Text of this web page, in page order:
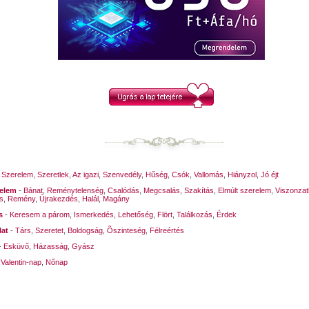
mindenségét,
bolondos
megfürdet,
babát,
a tér minden Holdjainak
Szerelem Szeretlek Az igazi Szenvedély, Hűség Csók Vallomás Hiányzol Jó éjt
- Bánat Reménytelenség Csalódás Megcsalás Szakítás Elmúlt szerelem
Remény, Újrakezdés Halál Magány
- Keresem a párom Ismerkedés Lehetőség Flört Találkozás Érdek
- Társ Szeretet Boldogság Õszinteség Félreértés
Esküvő Házasság Gyász
Valentin-nap Nőnap